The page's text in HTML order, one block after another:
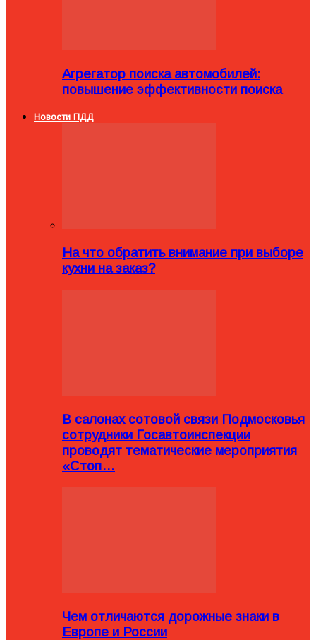
Агрегатор поиска автомобилей:
повышение эффективности поиска
Новости ПДД
На что обратить внимание при выборе
кухни на заказ?
В салонах сотовой связи Подмосковья
сотрудники Госавтоинспекции
проводят тематические мероприятия
«Стоп…
Чем отличаются дорожные знаки в
Европе и России